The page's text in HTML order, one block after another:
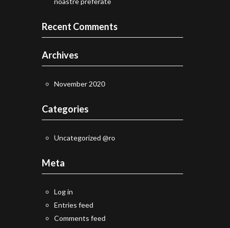
Recent Comments
Archives
November 2020
Categories
Uncategorized @ro
Meta
Log in
Entries feed
Comments feed